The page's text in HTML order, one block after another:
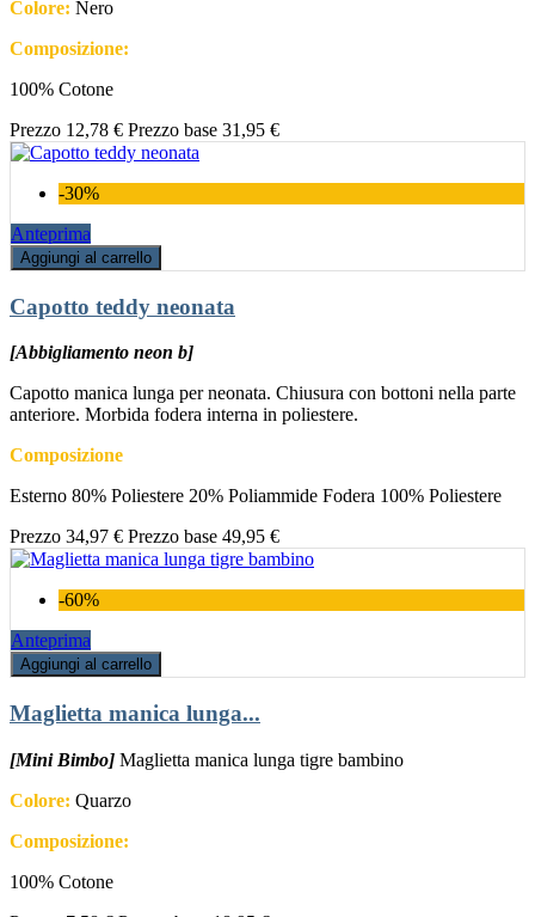
Colore: Nero
Composizione:
100% Cotone
Prezzo 12,78 € Prezzo base 31,95 €
-30%
Anteprima
Aggiungi al carrello
Capotto teddy neonata
[Abbigliamento neon b]
Capotto manica lunga per neonata. Chiusura con bottoni nella parte
anteriore. Morbida fodera interna in poliestere.
Composizione
Esterno 80% Poliestere 20% Poliammide Fodera 100% Poliestere
Prezzo 34,97 € Prezzo base 49,95 €
-60%
Anteprima
Aggiungi al carrello
Maglietta manica lunga...
[Mini Bimbo] Maglietta manica lunga tigre bambino
Colore: Quarzo
Composizione:
100% Cotone